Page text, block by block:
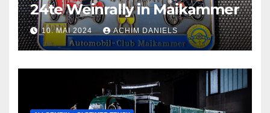
24te Weinrally in Maikammer
10. MAI 2024 ACHIM DANIELS